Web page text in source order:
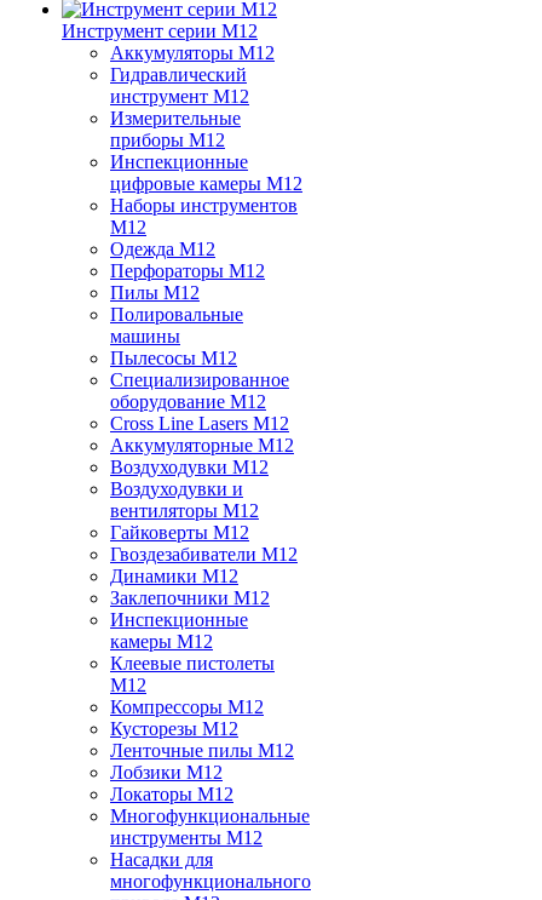
Инструмент серии M12
Аккумуляторы M12
Гидравлический
инструмент M12
Измерительные
приборы M12
Инспекционные
цифровые камеры M12
Наборы инструментов
M12
Одежда M12
Перфораторы M12
Пилы M12
Полировальные
машины
Пылесосы M12
Специализированное
оборудование M12
Cross Line Lasers M12
Аккумуляторные M12
Воздуходувки M12
Воздуходувки и
вентиляторы M12
Гайковерты M12
Гвоздезабиватели M12
Динамики M12
Заклепочники M12
Инспекционные
камеры M12
Клеевые пистолеты
M12
Компрессоры M12
Кусторезы M12
Ленточные пилы M12
Лобзики M12
Локаторы M12
Многофункциональные
инструменты M12
Насадки для
многофункционального